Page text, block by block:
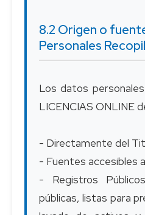
8.2 Origen o
Personales
Los datos
LICENCIAS ONLINE
- Directamente del
- Fuentes accesibles
- Registros
públicas, listas para